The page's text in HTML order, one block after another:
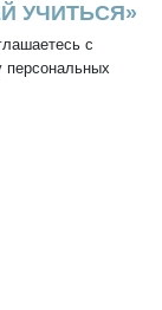
УЧИТЬСЯ»
с
персональных